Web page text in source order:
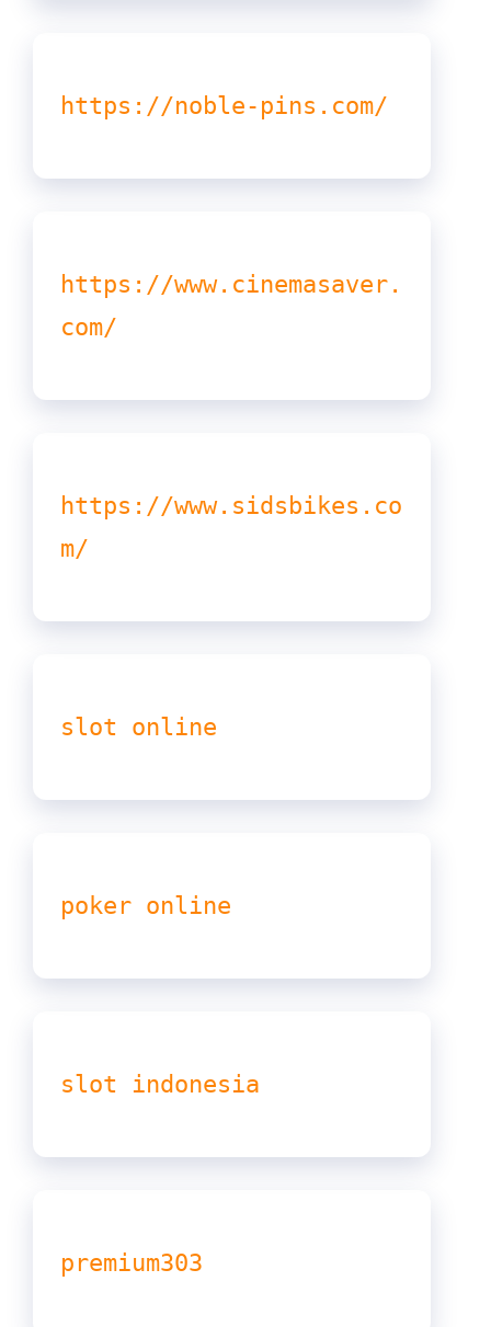
https://noble-pins.com/
https://www.cinemasaver.
com/
https://www.sidsbikes.co
m/
slot online
poker online
slot indonesia
premium303